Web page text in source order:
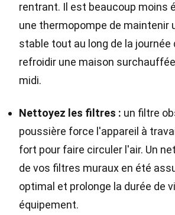
rentrant. Il est beaucoup moins
une thermopompe de maintenir
stable tout au long de la journée
refroidir une maison
midi.
Nettoyez les filtres : un filtre
poussière force l'appareil à
fort pour faire circuler l'air. Un
de vos filtres muraux en été
optimal et prolonge la durée de
équipement.